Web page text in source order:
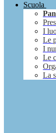
Scuola
I
Le
I
Le
La